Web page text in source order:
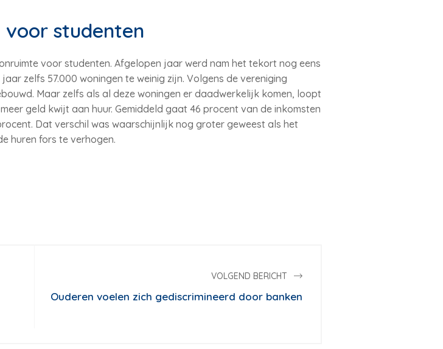
voor studenten
voor studenten. Afgelopen jaar werd nam het tekort nog eens
zelfs 57.000 woningen te weinig zijn. Volgens de vereniging
Maar zelfs als al deze woningen er daadwerkelijk komen, loopt
geld kwijt aan huur. Gemiddeld gaat 46 procent van de inkomsten
Dat verschil was waarschijnlijk nog groter geweest als het
huren fors te verhogen.
VOLGEND BERICHT
Ouderen voelen zich gediscrimineerd door banken